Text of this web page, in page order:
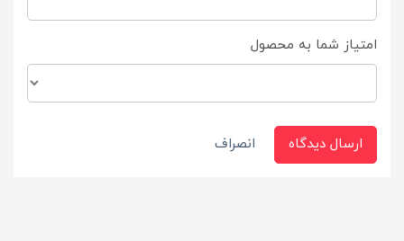
امتیاز شما به محصول
ارسال دیدگاه انصراف